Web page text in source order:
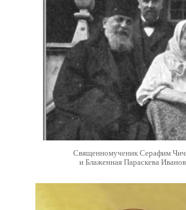
Священномученик Серафим
и Блаженная Параскева